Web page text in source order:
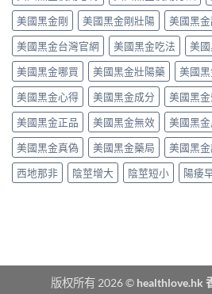
30
分，
雙
效
機
制
與
安
全
用
法
完
整
相、
用
法
與
香
港
法
律
紅
線〉
中
時
間、
正
確
用
法
與
副
作
用
完
整
評
測
「目
前
PE
最
有
效
之
一」
係
邊
層
意
思，
邊
美國黑金剛
美國黑金剛壯陽 美國黑
美國黑金台灣官網
美國黑金吃法
美
美國黑金哪買
美國黑金壯陽藥 美國
美國黑金心得
美國黑金成分 美國黑
美國黑金正品
美國黑金無效 美國黑
美國黑金真偽
美國黑金藥局 美國黑
西地那非
陰莖增大 陰莖短小 陽痿
版权所有 2026 © healthlove.hk